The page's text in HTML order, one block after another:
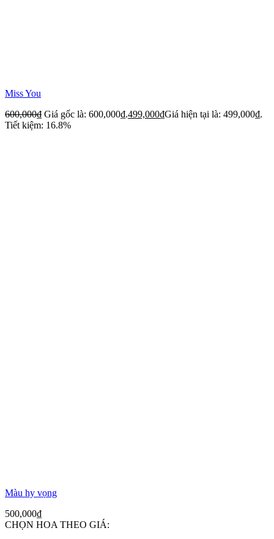
Miss You
600,000₫ Giá gốc là: 600,000₫.499,000₫Giá hiện tại là: 499,000₫.
Tiết kiệm: 16.8%
Màu hy vọng
500,000₫
CHỌN HOA THEO GIÁ: